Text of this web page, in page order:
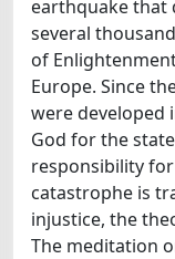
earthquake that
several
of
Europe. Since
were developed
God for the
responsibility
catastrophe is
injustice, the
The meditation